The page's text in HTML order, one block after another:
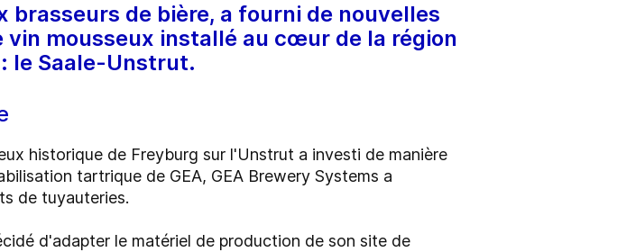
brasseurs de bière, a fourni de nouvelles
mousseux installé au cœur de la région
le Saale-Unstrut.
historique de Freyburg sur l'Unstrut a investi de manière
tartrique de GEA, GEA Brewery Systems a
de tuyauteries.
d'adapter le matériel de production de son site de